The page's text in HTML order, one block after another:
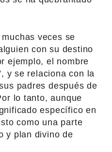
veces se
con su destino
ejemplo, el nombre
y se relaciona con la
padres después de
lo tanto, aunque
específico en
como una parte
y plan divino de